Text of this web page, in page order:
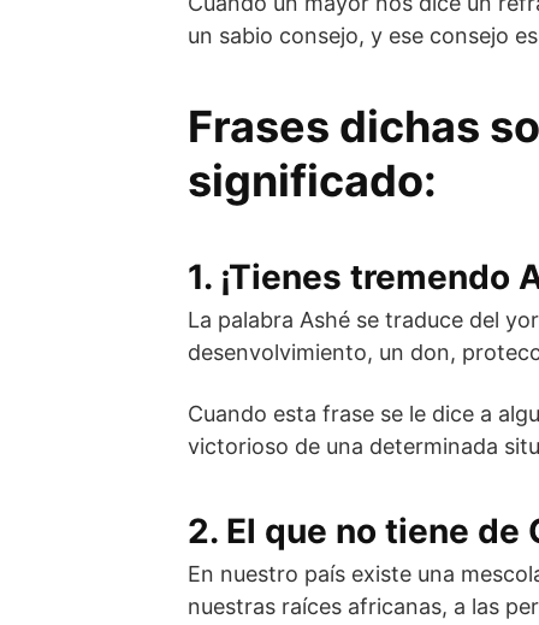
un sabio consejo, y ese consejo
Frases dichas
significado:
1. ¡Tienes tremendo
La palabra Ashé se traduce del
desenvolvimiento, un don,
Cuando esta frase se le dice a
victorioso de una determinada
2. El que no tiene de
En nuestro país existe una
nuestras raíces africanas, a las